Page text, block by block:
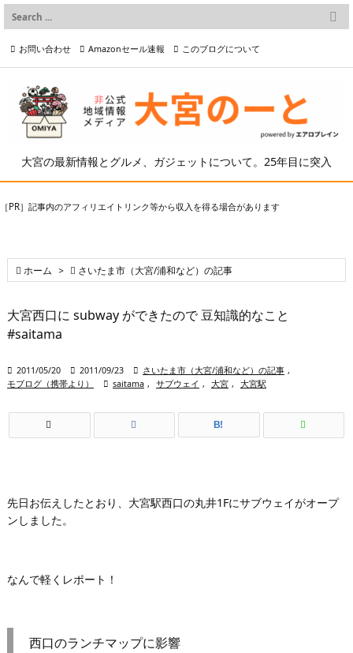
大宮の最新情報とグルメ、ガジェットについて。25年目に突入

メニュー

検索
お問い合わせ Amazonセール速報 このブログについて
プライバシーポリシー等
［PR］記事内のアフィリエイトリンク等から収入を得る場合があります
 ホーム >  さいたま市（大宮/浦和など）の記事
大宮西口に subway ができたので 豆知識的なこと
#saitama
 2011/05/20  2011/09/23  さいたま市（大宮/浦和など）の記事 ,
モブログ（携帯より）
 saitama , サブウェイ , 大宮 , 大宮駅
B!
先日お伝えしたとおり、大宮駅西口の丸井1Fにサブウェイがオープ
ンしました。
なんで軽くレポート！
西口のランチマップに影響